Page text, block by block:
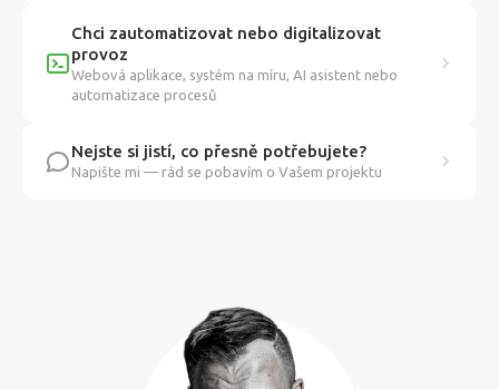
Chci zautomatizovat nebo digitalizovat
provoz
Webová aplikace, systém na míru, AI asistent nebo
automatizace procesů
Nejste si jistí, co přesně potřebujete?
Napište mi — rád se pobavím o Vašem projektu